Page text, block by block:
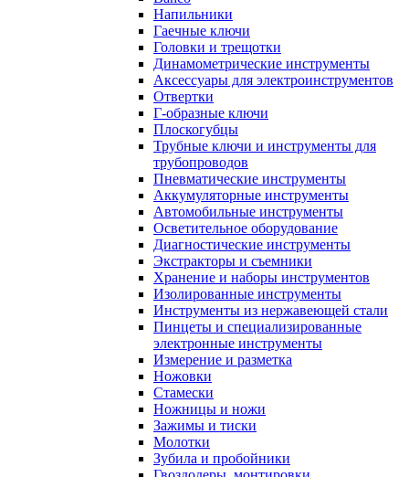
Напильники
Гаечные ключи
Головки и трещотки
Динамометрические инструменты
Аксессуары для электроинструментов
Отвертки
Г-образные ключи
Плоскогубцы
Трубные ключи и инструменты для
трубопроводов
Пневматические инструменты
Аккумуляторные инструменты
Автомобильные инструменты
Осветительное оборудование
Диагностические инструменты
Экстракторы и съемники
Хранение и наборы инструментов
Изолированные инструменты
Инструменты из нержавеющей стали
Пинцеты и специализированные
электронные инструменты
Измерение и разметка
Ножовки
Стамески
Ножницы и ножи
Зажимы и тиски
Молотки
Зубила и пробойники